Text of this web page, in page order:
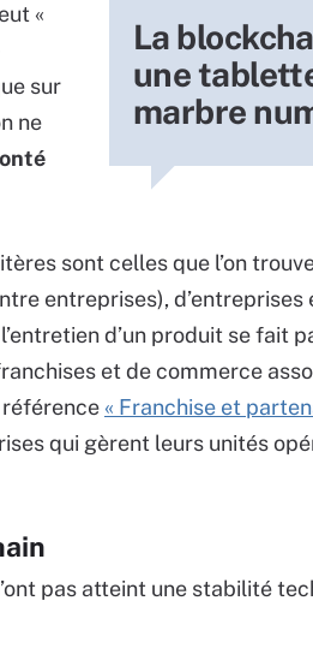
La
une
marbre
«
sur
ne
sont celles que l’on
entreprises), d’entreprises
d’un produit se fait
et de commerce
référence « Franchise et
qui gèrent leurs unités
pas atteint une stabilité